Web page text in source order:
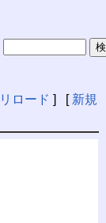
リロード ] [ 新規